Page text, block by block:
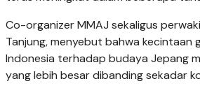
Co-organizer MMAJ sekaligus
Tanjung, menyebut bahwa kecintaan
Indonesia terhadap budaya Jepang
yang lebih besar dibanding sekadar